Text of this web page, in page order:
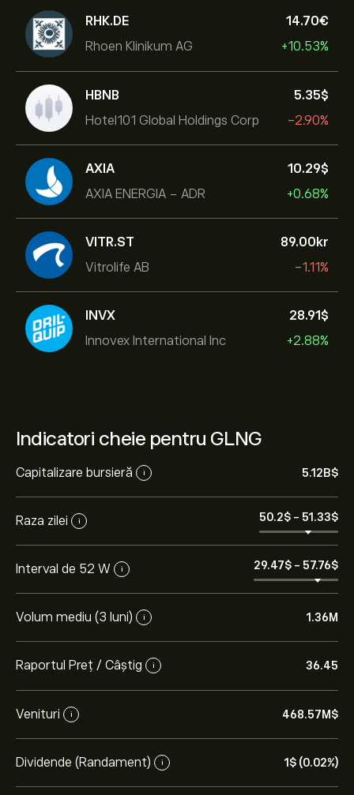
RHK.DE
Rhoen Klinikum AG
14.70‎€‎
+10.53%
HBNB
Hotel101 Global Holdings Corp
5.35‎$‎
-2.90%
AXIA
AXIA ENERGIA - ADR
10.29‎$‎
+0.68%
VITR.ST
Vitrolife AB
89.00‎kr‎
-1.11%
INVX
Innovex International Inc
28.91‎$‎
+2.88%
Indicatori cheie pentru GLNG
Capitalizare bursieră i 5.12B‎$‎
Raza zilei i 50.2‎$‎ - 51.33‎$‎
Interval de 52 W i 29.47‎$‎ - 57.76‎$‎
Volum mediu (3 luni) i 1.36M
Raportul Preț / Câștig i 36.45
Venituri i 468.57M‎$‎
Dividende (Randament) i 1‎$‎ (0.02%)